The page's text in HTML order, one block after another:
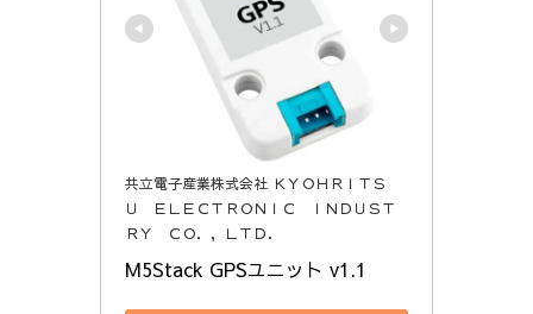
共立電子産業株式会社 ＫＹＯＨＲＩＴＳ
Ｕ ＥＬＥＣＴＲＯＮＩＣ ＩＮＤＵＳＴ
ＲＹ ＣＯ．，ＬＴＤ．
M5Stack GPSユニット v1.1